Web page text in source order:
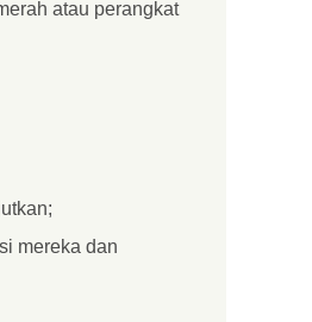
atau perangkat
mereka dan